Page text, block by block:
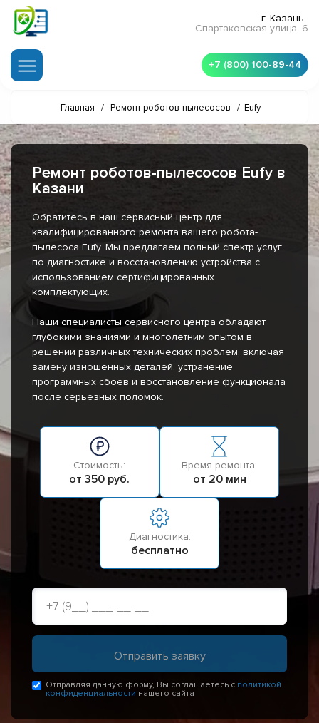
г. Казань
Спартаковская улица, 6
+7 (800) 100-89-44
Главная / Ремонт роботов-пылесосов / Eufy
Ремонт роботов-пылесосов Eufy в
Казани
Обратитесь в наш сервисный центр для
квалифицированного ремонта вашего робота-
пылесоса Eufy. Мы предлагаем полный спектр услуг
по диагностике и восстановлению устройства с
использованием сертифицированных
комплектующих.
Наши специалисты сервисного центра обладают
глубокими знаниями и многолетним опытом в
решении различных технических проблем, включая
замену изношенных деталей, устранение
программных сбоев и восстановление функционала
после серьезных поломок.
Стоимость:
от 350 руб.
Время ремонта:
от 20 мин
Диагностика:
бесплатно
Отправляя данную форму, Вы соглашаетесь с политикой
конфиденциальности нашего сайта